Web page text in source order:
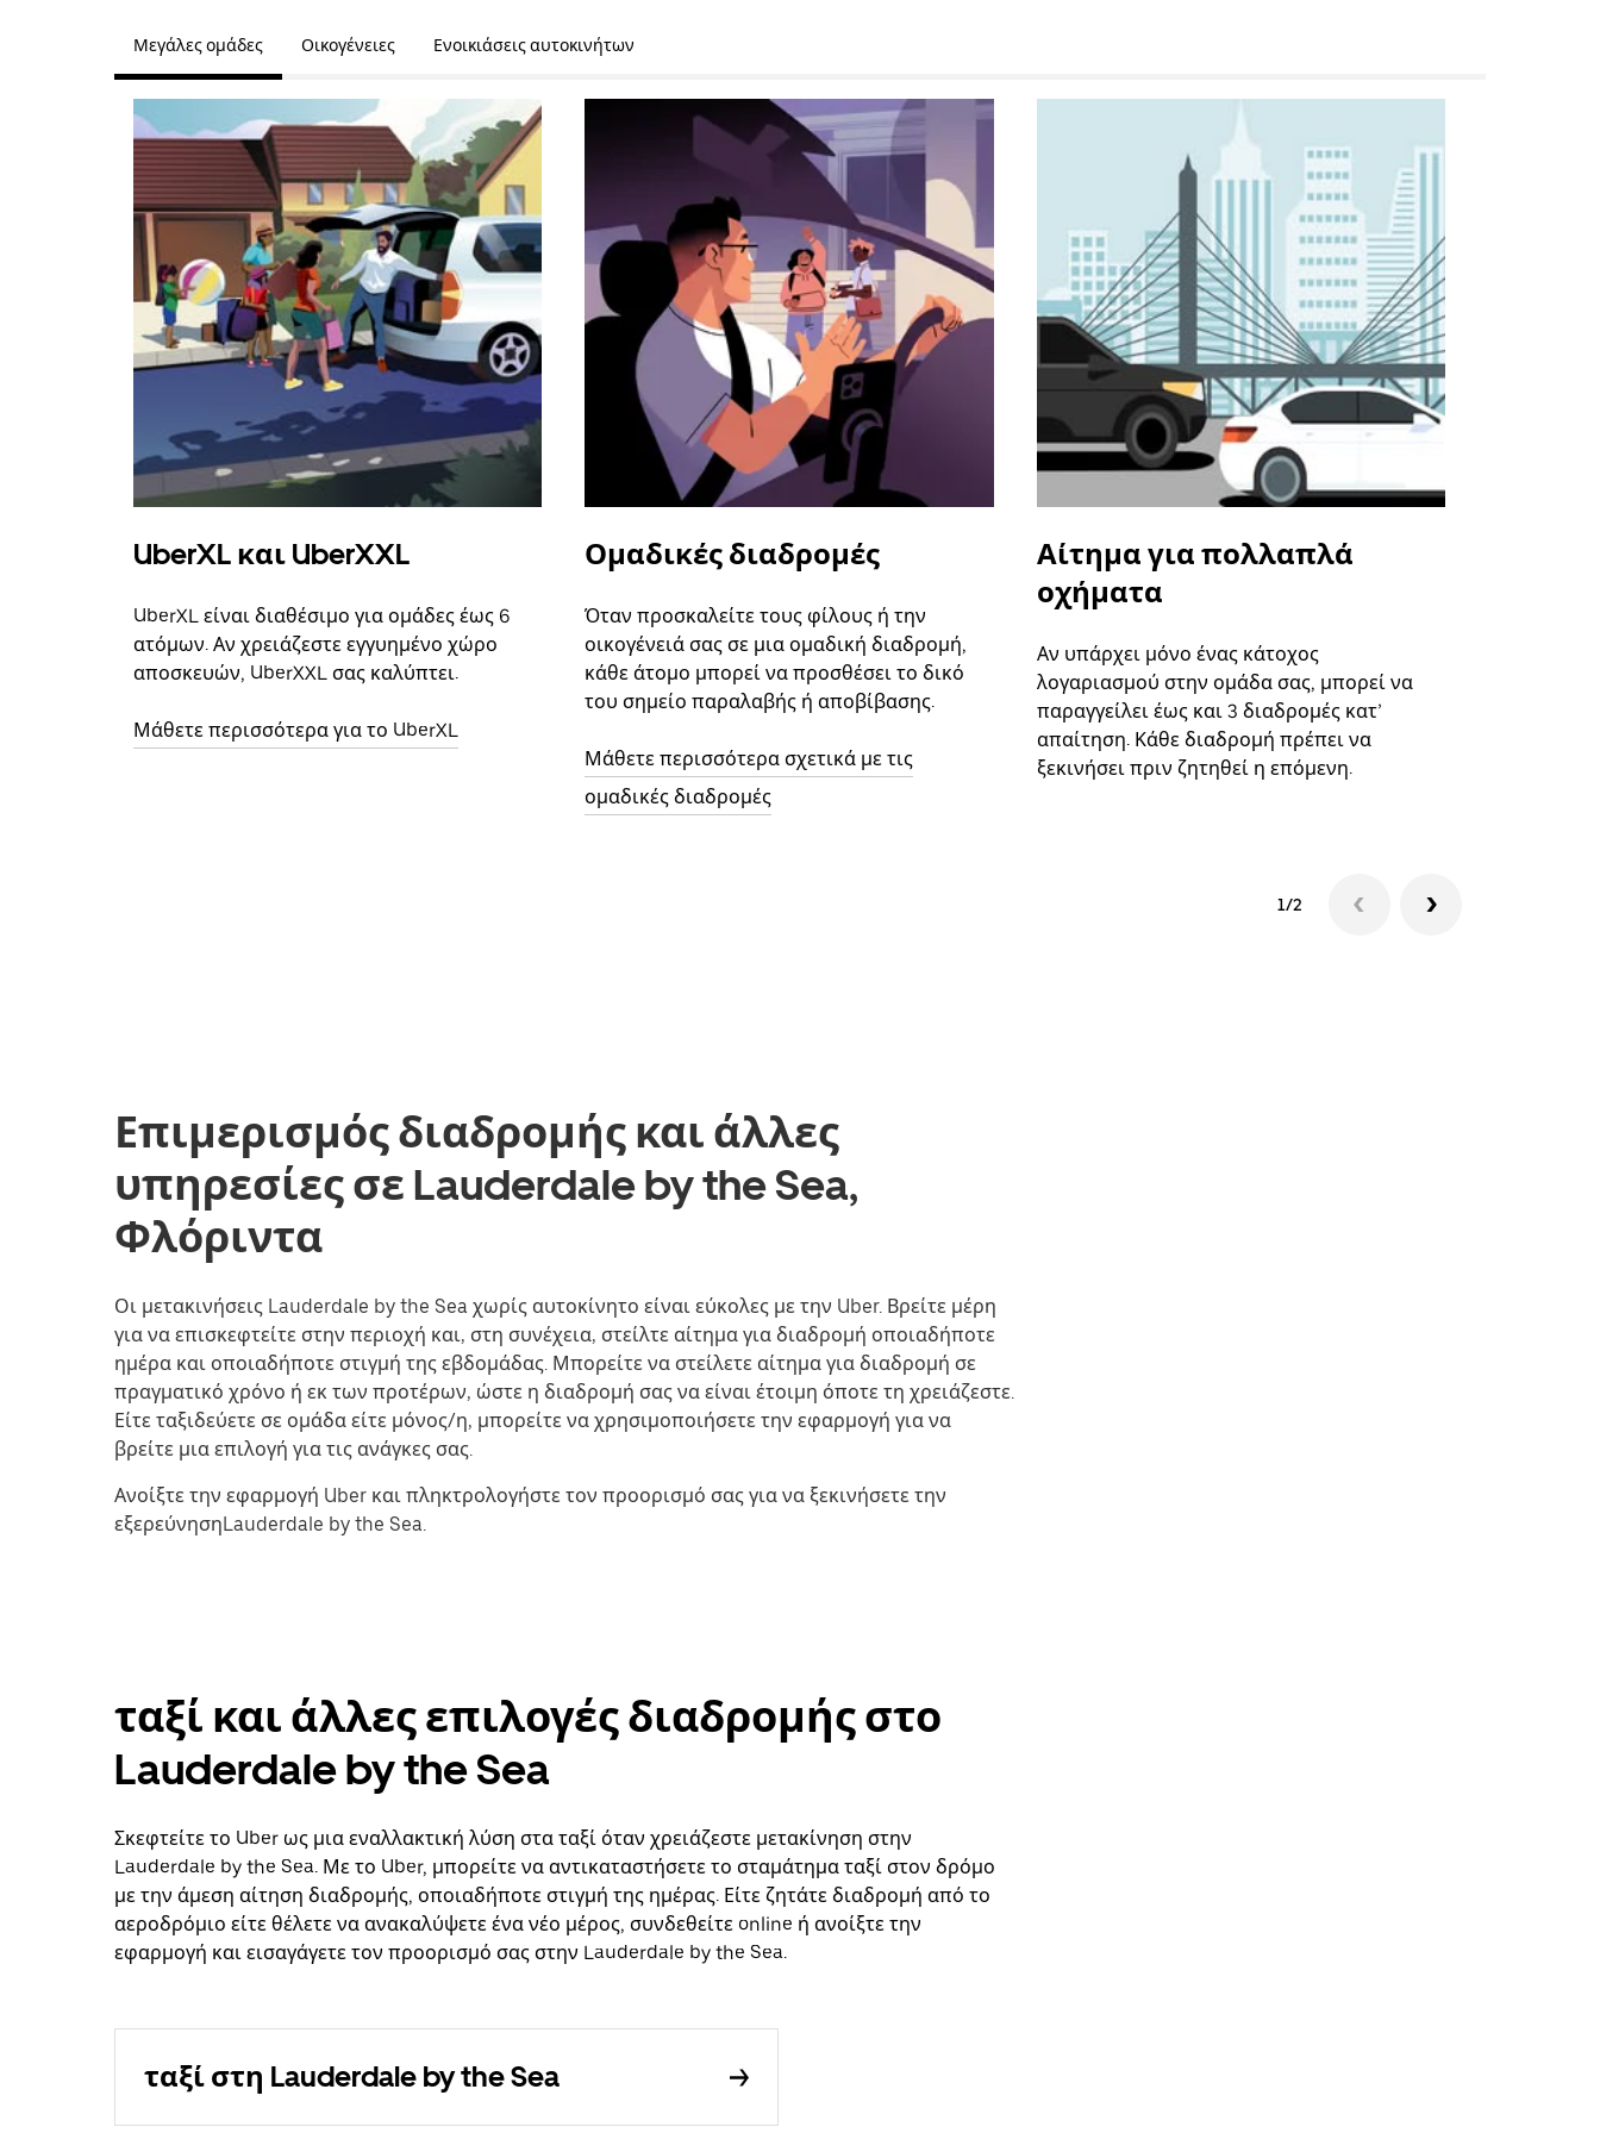
Μεγάλες ομάδες Οικογένειες Ενοικιάσεις αυτοκινήτων
UberXL και UberXXL
UberXL είναι διαθέσιμο για ομάδες έως 6
ατόμων. Αν χρειάζεστε εγγυημένο χώρο
αποσκευών, UberXXL σας καλύπτει.
Μάθετε περισσότερα για το UberXL
Ομαδικές διαδρομές
Όταν προσκαλείτε τους φίλους ή την
οικογένειά σας σε μια ομαδική διαδρομή,
κάθε άτομο μπορεί να προσθέσει το δικό
του σημείο παραλαβής ή αποβίβασης.
Μάθετε περισσότερα σχετικά με τις
ομαδικές διαδρομές
Αίτημα για πολλαπλά
οχήματα
Αν υπάρχει μόνο ένας κάτοχος
λογαριασμού στην ομάδα σας, μπορεί να
παραγγείλει έως και 3 διαδρομές κατ’
απαίτηση. Κάθε διαδρομή πρέπει να
ξεκινήσει πριν ζητηθεί η επόμενη.
1/2
Επιμερισμός διαδρομής και άλλες
υπηρεσίες σε Lauderdale by the Sea,
Φλόριντα
Οι μετακινήσεις Lauderdale by the Sea χωρίς αυτοκίνητο είναι εύκολες με την Uber. Βρείτε μέρη
για να επισκεφτείτε στην περιοχή και, στη συνέχεια, στείλτε αίτημα για διαδρομή οποιαδήποτε
ημέρα και οποιαδήποτε στιγμή της εβδομάδας. Μπορείτε να στείλετε αίτημα για διαδρομή σε
πραγματικό χρόνο ή εκ των προτέρων, ώστε η διαδρομή σας να είναι έτοιμη όποτε τη χρειάζεστε.
Είτε ταξιδεύετε σε ομάδα είτε μόνος/η, μπορείτε να χρησιμοποιήσετε την εφαρμογή για να
βρείτε μια επιλογή για τις ανάγκες σας.
Ανοίξτε την εφαρμογή Uber και πληκτρολογήστε τον προορισμό σας για να ξεκινήσετε την
εξερεύνησηLauderdale by the Sea.
ταξί και άλλες επιλογές διαδρομής στο
Lauderdale by the Sea
Σκεφτείτε το Uber ως μια εναλλακτική λύση στα ταξί όταν χρειάζεστε μετακίνηση στην
Lauderdale by the Sea. Με το Uber, μπορείτε να αντικαταστήσετε το σταμάτημα ταξί στον δρόμο
με την άμεση αίτηση διαδρομής, οποιαδήποτε στιγμή της ημέρας. Είτε ζητάτε διαδρομή από το
αεροδρόμιο είτε θέλετε να ανακαλύψετε ένα νέο μέρος, συνδεθείτε online ή ανοίξτε την
εφαρμογή και εισαγάγετε τον προορισμό σας στην Lauderdale by the Sea.
ταξί στη Lauderdale by the Sea